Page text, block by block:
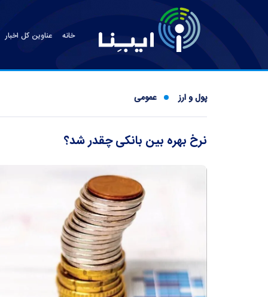
خانه عناوین کل اخبار
پول و ارز عمومی
نرخ بهره بین بانکی چقدر شد؟